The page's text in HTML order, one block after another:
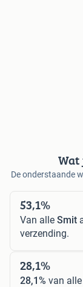
De onderstaande
53,1%
Van alle Smit
verzending.
28,1%
28,1% van alle